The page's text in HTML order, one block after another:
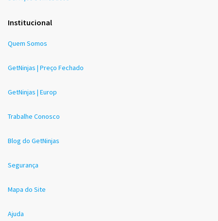
Institucional
Quem Somos
GetNinjas | Preço Fechado
GetNinjas | Europ
Trabalhe Conosco
Blog do GetNinjas
Segurança
Mapa do Site
Ajuda